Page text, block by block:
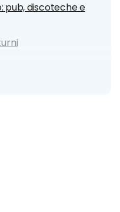
pub, discoteche e